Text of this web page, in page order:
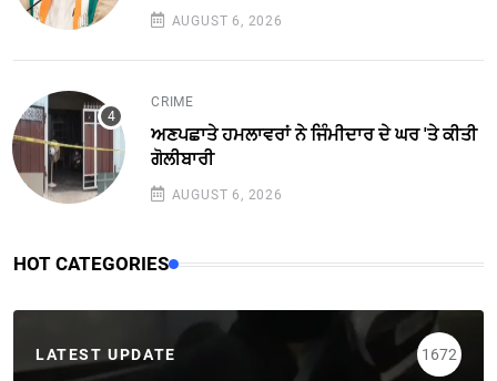
AUGUST 6, 2026
CRIME
ਅਣਪਛਾਤੇ ਹਮਲਾਵਰਾਂ ਨੇ ਜਿੰਮੀਦਾਰ ਦੇ ਘਰ 'ਤੇ ਕੀਤੀ
ਗੋਲੀਬਾਰੀ
AUGUST 6, 2026
HOT CATEGORIES
LATEST UPDATE 1672